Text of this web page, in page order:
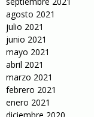
agosto 2021
julio 2021
junio 2021
mayo 2021
abril 2021
marzo 2021
febrero 2021
enero 2021